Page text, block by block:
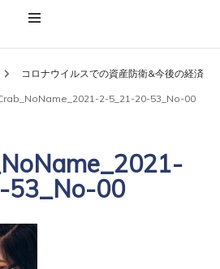
コロナウイルスでの資産防衛&今後の経済
2-5_21-20-53_No-00
00